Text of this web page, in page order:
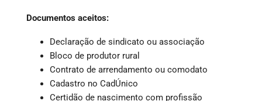
Documentos aceitos:
Declaração de sindicato ou associação
Bloco de produtor rural
Contrato de arrendamento ou comodato
Cadastro no CadÚnico
Certidão de nascimento com profissão